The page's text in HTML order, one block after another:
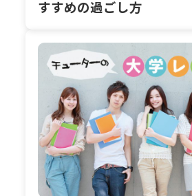
すすめの過ごし方